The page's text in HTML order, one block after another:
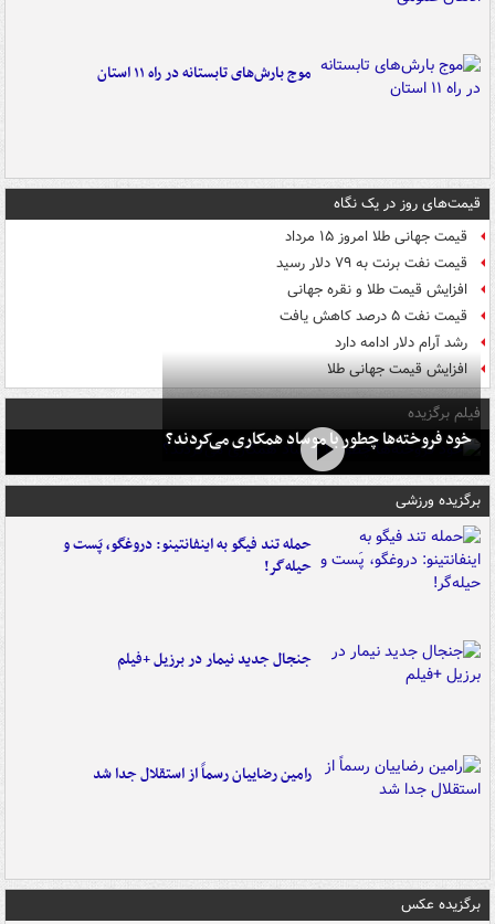
موج بارش‌های تابستانه در راه ۱۱ استان
قیمت‌های روز در یک نگاه
قیمت جهانی طلا امروز ۱۵ مرداد
قیمت نفت برنت به ۷۹ دلار رسید
افزایش قیمت طلا و نقره جهانی
قیمت نفت ۵ درصد کاهش یافت
رشد آرام دلار ادامه دارد
افزایش قیمت جهانی طلا
فیلم برگزیده
خود فروخته‌ها چطور با موساد همکاری می‌کردند؟
برگزیده ورزشی
حمله تند فیگو به اینفانتینو: دروغگو، پَست‌ و
حیله‌گر!
جنجال جدید نیمار در برزیل +فیلم
رامین رضاییان رسماً از استقلال جدا شد
برگزیده عکس